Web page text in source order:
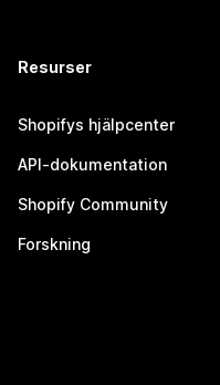
Resurser
Shopifys hjälpcenter
API-dokumentation
Shopify Community
Forskning